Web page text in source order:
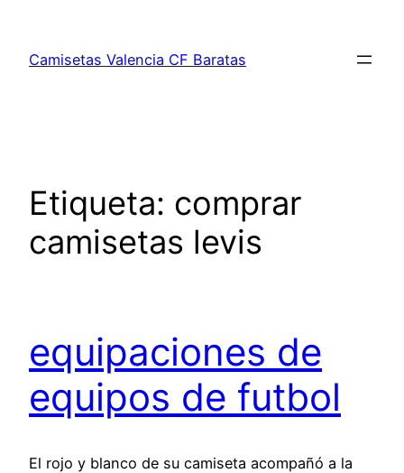
contenido
Camisetas Valencia CF Baratas
Etiqueta: comprar
camisetas levis
equipaciones de
equipos de futbol
El rojo y blanco de su camiseta acompañó a la